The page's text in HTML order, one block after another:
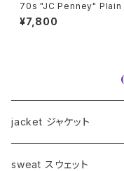
70s "JC Penney" Plain
kets Flare Denim Pants
レーンポケッツ ベルボトム
¥7,800
jacket ジャケット
sweat スウェット